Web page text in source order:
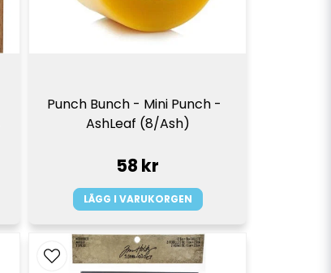
Punch Bunch - Mini Punch -
AshLeaf (8/Ash)
58 kr
LÄGG I VARUKORGEN